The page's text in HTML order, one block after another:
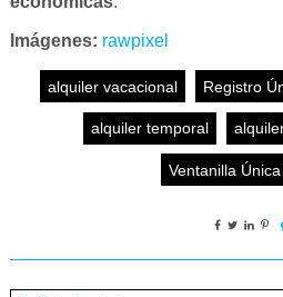
Imágenes: rawpixel
alquiler vacacional Registro
alquiler temporal
Ventanilla